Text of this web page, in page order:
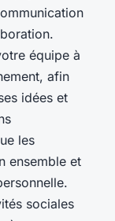
équipe à
afin
idées et
les
ensemble et
sociales